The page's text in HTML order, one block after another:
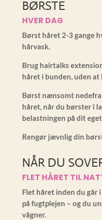
BØRSTE
HVER DAG
Børst håret 2-3 gange
hårvask.
Brug hairtalks
håret i bunden, uden
Børst nænsomt nedefra
håret, når du børster i
belastningen på dit
Rengør jævnlig din
NÅR DU
FLET HÅRET TIL
Flet håret inden du går
på fugtplejen – og du
vågner.